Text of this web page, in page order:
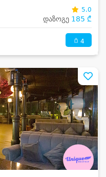
5.0
დაზოგე 185 ₾
4